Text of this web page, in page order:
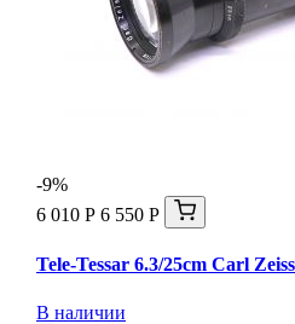
-9%
6 010 Р 6 550 Р
Tele-Tessar 6.3/25cm Carl
В наличии